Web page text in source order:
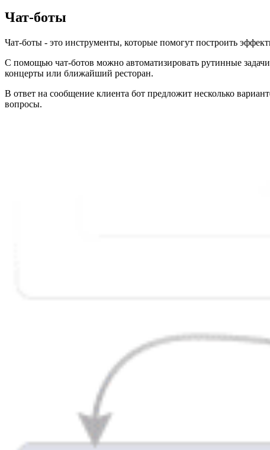
Чат-боты
Чат-боты - это инструменты, которые помогут построить
С помощью чат-ботов можно автоматизировать рутинные
концерты или ближайший ресторан.
В ответ на сообщение клиента бот предложит несколько
вопросы.